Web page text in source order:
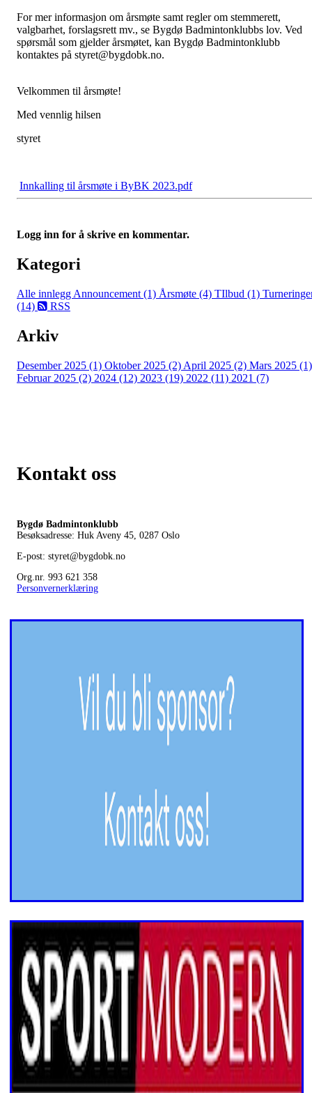
For mer informasjon om årsmøte samt regler om stemmerett,
valgbarhet, forslagsrett mv., se Bygdø Badmintonklubbs lov. Ved
spørsmål som gjelder årsmøtet, kan Bygdø Badmintonklubb
kontaktes på styret@bygdobk.no.
Velkommen til årsmøte!
Med vennlig hilsen
styret
Innkalling til årsmøte i ByBK 2023.pdf
Logg inn for å skrive en kommentar.
Kategori
Alle innlegg Announcement (1) Årsmøte (4) TIlbud (1)
(14)
RSS
Arkiv
Desember 2025 (1) Oktober 2025 (2) April 2025 (2) Mars 2025 (1)
Februar 2025 (2) 2024 (12) 2023 (19) 2022 (11) 2021 (7)
Kontakt oss
Bygdø Badmintonklubb
Besøksadresse: Huk Aveny 45, 0287 Oslo
E-post: styret@bygdobk.no
Org.nr. 993 621 358
Personvernerklæring